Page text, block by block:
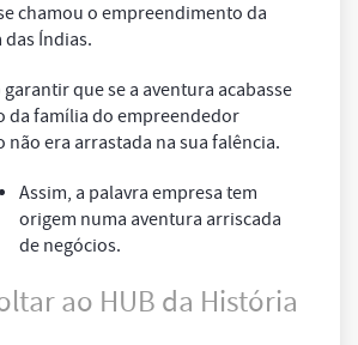
chamou o empreendimento da
Índias.
garantir que se a aventura acabasse
da família do empreendedor
não era arrastada na sua falência.
Assim, a palavra empresa tem
origem numa aventura arriscada
de negócios.
ao HUB da História